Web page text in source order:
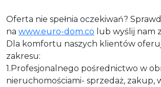
Oferta nie spełnia oczekiwań?
na www.euro-dom.co lub wyślij nam
Dla komfortu naszych klientów
zakresu:
1.Profesjonalnego pośrednictwo w
nieruchomościami- sprzedaż, zakup,